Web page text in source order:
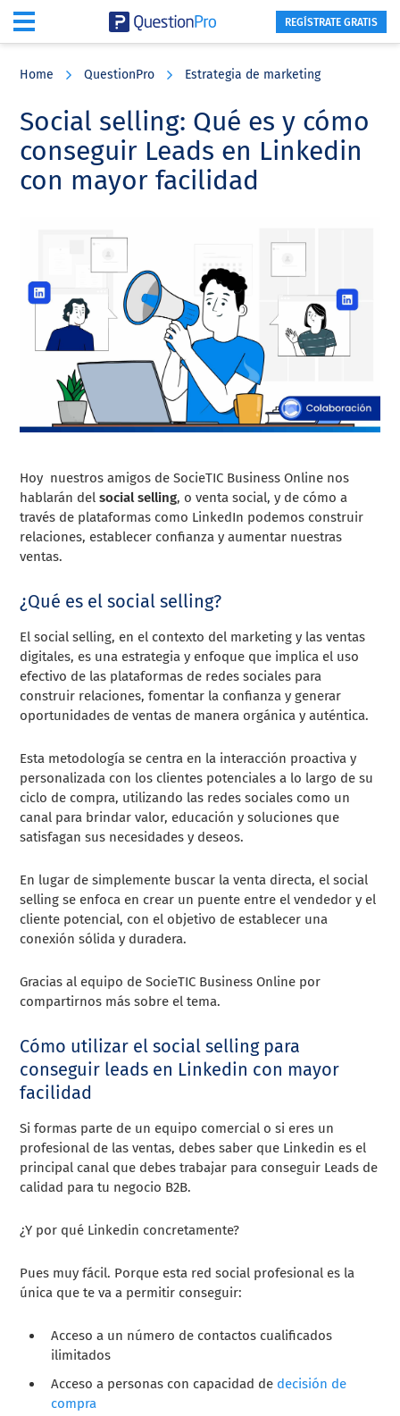
content
sidebar
REGÍSTRATE GRATIS
Home QuestionPro Estrategia de marketing
Social selling: Qué es y cómo
conseguir Leads en Linkedin
con mayor facilidad
Hoy nuestros amigos de SocieTIC Business Online nos
hablarán delsocial selling, o venta social, y de cómo a
través de plataformas como LinkedIn podemos construir
relaciones, establecer confianza y aumentar nuestras
ventas.
¿Qué es el social selling?
El social selling, en el contexto del marketing y las ventas
digitales, es una estrategia y enfoque que implica el uso
efectivo de las plataformas de redes sociales para
construir relaciones, fomentar la confianza y generar
oportunidades de ventas de manera orgánica y auténtica.
Esta metodología se centra en la interacción proactiva y
personalizada con los clientes potenciales a lo largo de su
ciclo de compra, utilizando las redes sociales como un
canal para brindar valor, educación y soluciones que
satisfagan sus necesidades y deseos.
En lugar de simplemente buscar la venta directa, el social
selling se enfoca en crear un puente entre el vendedor y el
cliente potencial, con el objetivo de establecer una
conexión sólida y duradera.
Gracias al equipo de SocieTIC Business Online por
compartirnos más sobre el tema.
Cómo utilizar el social selling para
conseguir leads en Linkedin con mayor
facilidad
Si formas parte de un equipo comercial o si eres un
profesional de las ventas, debes saber que Linkedin es el
principal canal que debes trabajar para conseguir Leads de
calidad para tu negocio B2B.
¿Y por qué Linkedin concretamente?
Pues muy fácil. Porque esta red social profesional es la
única que te va a permitir conseguir:
Acceso a un número de contactos cualificados
ilimitados
Acceso a personas con capacidad de decisión de
compra